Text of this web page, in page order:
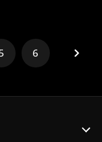
ก็บใบสมัครสอบเข้า
วิตใหม่อีกครั้ง
6